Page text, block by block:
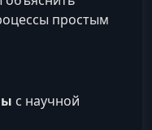
простым
с научной